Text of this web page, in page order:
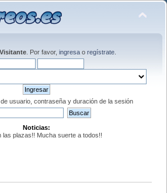
Visitante. Por favor, ingresao regístrate.
usuario, contraseña y duración de la sesión
Noticias:
las plazas!! Mucha suerte a todos!!